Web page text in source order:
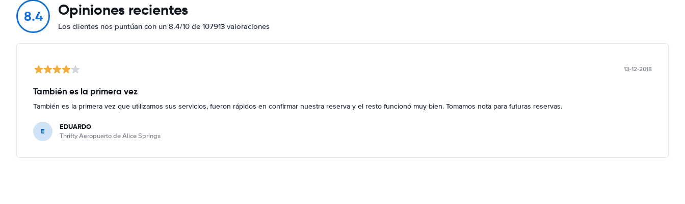
8.4 Opiniones recientes
Los clientes nos puntúan con un 8.4/10 de 107913 valoraciones
13-12-2018
También es la primera vez
También es la primera vez que utilizamos sus servicios, fueron rápidos en confirmar nuestra reserva y el resto funcionó muy bien. Tomamos nota para futuras reservas.
E EDUARDO
Thrifty Aeropuerto de Alice Springs